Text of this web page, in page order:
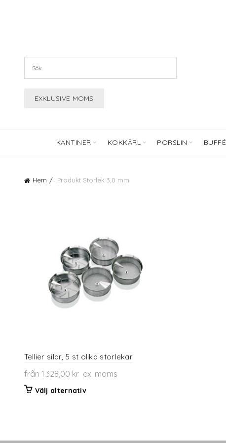
KANTINER KOKKÄRL PORSLIN BUFFÉ
Hem Produkt Storlek 3,0 mm
Tellier silar, 5 st olika storlekar
från 1.328,00 krex. moms
Välj alternativDen